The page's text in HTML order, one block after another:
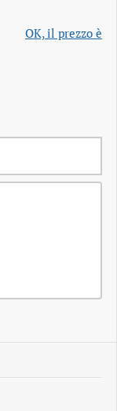
OK, il prezzo è